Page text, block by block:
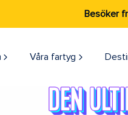
Besöker
Våra fartyg